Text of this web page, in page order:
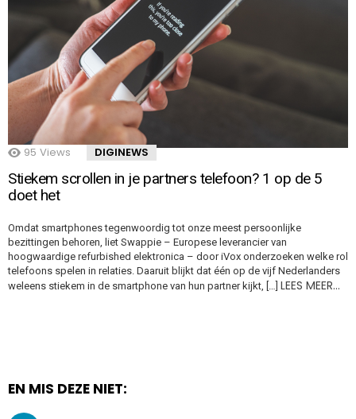
95 Views DIGINEWS
Stiekem scrollen in je partners telefoon? 1 op de 5
doet het
Omdat smartphones tegenwoordig tot onze meest persoonlijke
bezittingen behoren, liet Swappie – Europese leverancier van
hoogwaardige refurbished elektronica – door iVox onderzoeken welke rol
telefoons spelen in relaties. Daaruit blijkt dat één op de vijf Nederlanders
weleens stiekem in de smartphone van hun partner kijkt, […] LEES MEER…
EN MIS DEZE NIET: